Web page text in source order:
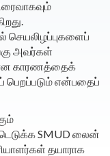
செயலிழப்புகளைப்
அவர்கள்
காரணத்தைக்
பெறப்படும் என்பதைப்
SMUD லைன்
தயாராக